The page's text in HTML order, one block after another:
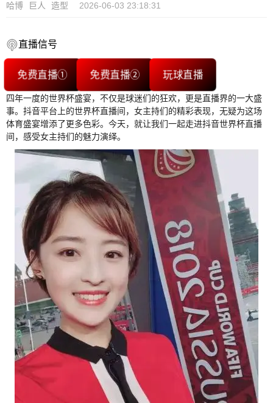
哈博 巨人 造型 2026-06-03 23:18:31
直播信号
免费直播① 免费直播② 玩球直播
四年一度的世界杯盛宴，不仅是球迷们的狂欢，更是直播界的一大盛
事。抖音平台上的世界杯直播间，女主持们的精彩表现，无疑为这场
体育盛宴增添了更多色彩。今天，就让我们一起走进抖音世界杯直播
间，感受女主持们的魅力演绎。